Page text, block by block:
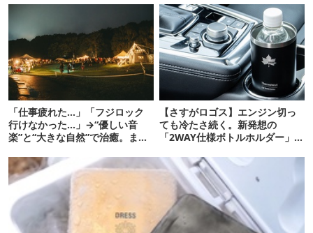
「仕事疲れた…」「フジロック
行けなかった…」→“優しい音
楽”と“大きな自然”で治癒。まだ
【さすがロゴス】エンジン切っ
ても冷たさ続く。新発想の
「2WAY仕様ボトルホルダー」が